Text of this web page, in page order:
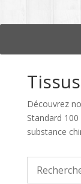
Découvrez
Standard
substance